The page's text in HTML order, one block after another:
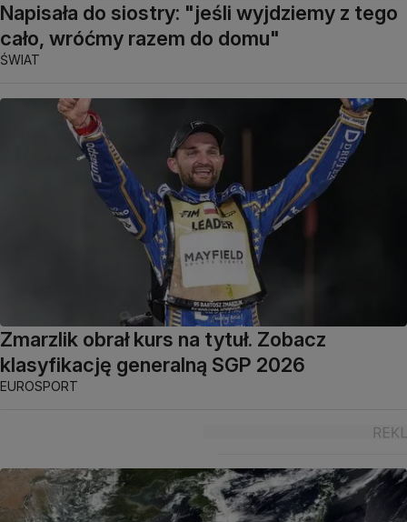
Napisała do siostry: "jeśli wyjdziemy z tego
cało, wróćmy razem do domu"
ŚWIAT
Zmarzlik obrał kurs na tytuł. Zobacz
klasyfikację generalną SGP 2026
EUROSPORT